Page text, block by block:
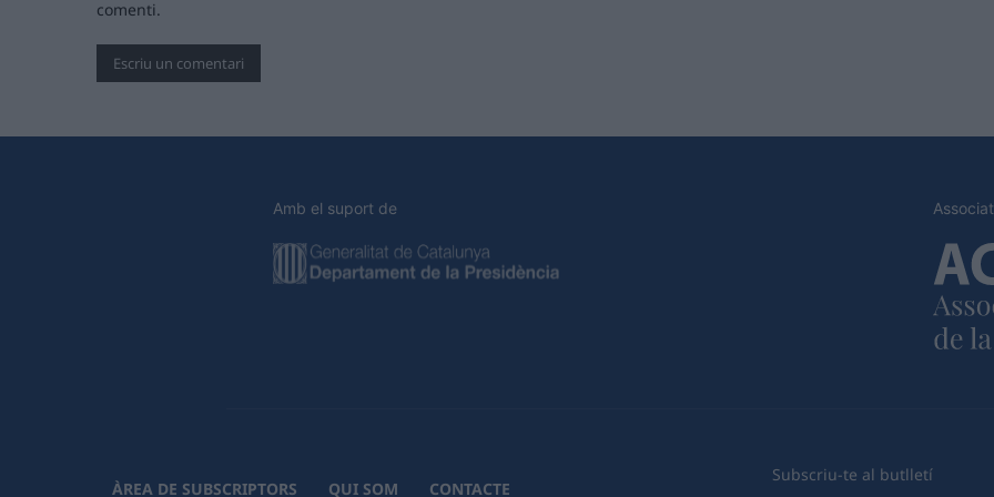
comenti.
Amb el suport de
ÀREA DE SUBSCRIPTORS QUI SOM CONTACTE
Subscriu-te al butlletí